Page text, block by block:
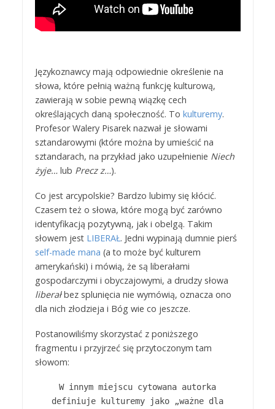
Językoznawcy mają odpowiednie określenie na
słowa, które pełnią ważną funkcję kulturową,
zawierają w sobie pewną wiązkę cech
określających daną społeczność. To kulturemy.
Profesor Walery Pisarek nazwał je słowami
sztandarowymi (które można by umieścić na
sztandarach, na przykład jako uzupełnienie Niech
żyje…lub Precz z…).
Co jest arcypolskie? Bardzo lubimy się kłócić.
Czasem też o słowa, które mogą być zarówno
identyfikacją pozytywną, jak i obelgą. Takim
słowem jest LIBERAŁ. Jedni wypinają dumnie pierś
self-made mana (a to może być kulturem
amerykański) i mówią, że są liberałami
gospodarczymi i obyczajowymi, a drudzy słowa
liberałbez splunięcia nie wymówią, oznacza ono
dla nich złodzieja i Bóg wie co jeszcze.
Postanowiliśmy skorzystać z poniższego
fragmentu i przyjrzeć się przytoczonym tam
słowom:
W innym miejscu cytowana autorka
definiuje kulturemy jako „ważne dla